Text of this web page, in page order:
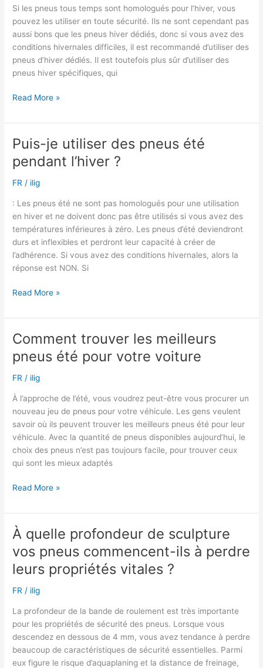
cloutés
également
pendant
l’été
?
Si les pneus tous temps sont homologués pour l’hiver, vous
pouvez les utiliser en toute sécurité. Ils ne sont cependant pas
aussi bons que les pneus hiver dédiés, donc si vous avez des
conditions hivernales difficiles, il est recommandé d’utiliser des
pneus d’hiver dédiés. Il est toutefois plus sûr d’utiliser des
pneus hiver spécifiques, qui
Est-
sûr
d’utiliser
des
pneus
temps
en
hiver
?
Read More »
Puis-je utiliser des pneus été
pendant l’hiver ?
FR / ilig
: Les pneus été ne sont pas homologués pour une utilisation
en hiver et ne doivent donc pas être utilisés si vous avez des
températures inférieures à zéro. Les pneus d’été deviendront
durs et inflexibles et perdront leur capacité à créer de
l’adhérence. Si vous avez des conditions hivernales, alors la
réponse est NON. Si
Puis-
utiliser
des
pneus
été
l’hiver
?
Read More »
Comment trouver les meilleurs
pneus été pour votre voiture
FR / ilig
À l’approche de l’été, vous voudrez peut-être vous procurer un
nouveau jeu de pneus pour votre véhicule. Les gens veulent
savoir où ils peuvent trouver les meilleurs pneus été pour leur
véhicule. Avec la quantité de pneus disponibles aujourd’hui, le
choix des pneus n’est pas toujours facile, pour trouver ceux
qui sont les mieux adaptés
Comment
les
meilleurs
pneus
été
pour
votre
voiture
Read More »
À quelle profondeur de sculpture
vos pneus commencent-ils à perdre
leurs propriétés vitales ?
FR / ilig
La profondeur de la bande de roulement est très importante
pour les propriétés de sécurité des pneus. Lorsque vous
descendez en dessous de 4 mm, vous avez tendance à perdre
beaucoup de caractéristiques de sécurité essentielles. Parmi
eux figure le risque d’aquaplaning et la distance de freinage,